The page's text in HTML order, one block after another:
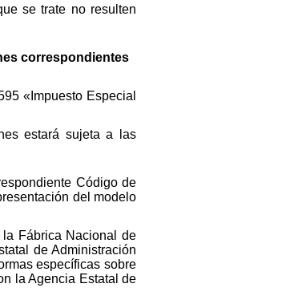
se trate no resulten
correspondientes
«Impuesto Especial
estará sujeta a las
Código de
del modelo
Fábrica Nacional de
de Administración
específicas sobre
la Agencia Estatal de